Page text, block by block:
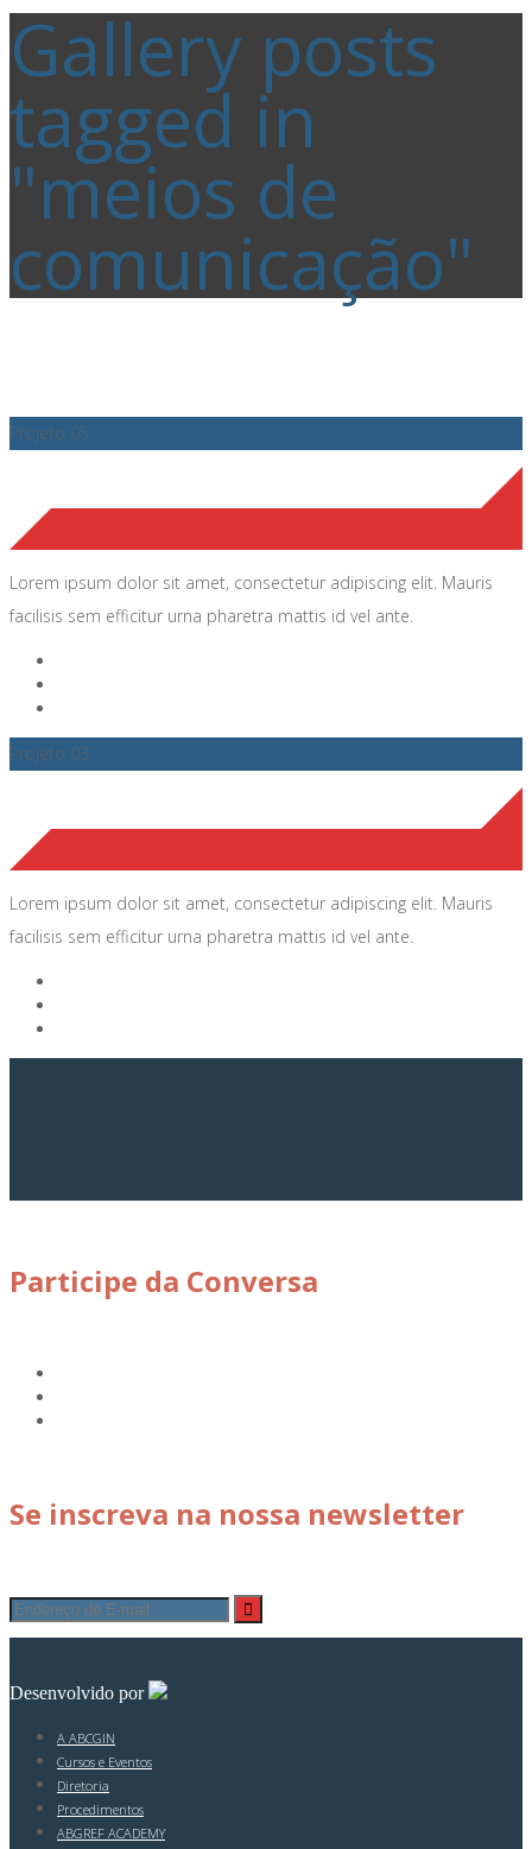
Gallery posts
tagged in
"meios de
comunicação"
Projeto 05
Lorem ipsum dolor sit amet, consectetur adipiscing elit. Mauris
facilisis sem efficitur urna pharetra mattis id vel ante.
Projeto 03
Lorem ipsum dolor sit amet, consectetur adipiscing elit. Mauris
facilisis sem efficitur urna pharetra mattis id vel ante.
Participe da Conversa
Se inscreva na nossa newsletter
Desenvolvido por
A ABCGIN
Cursos e Eventos
Diretoria
Procedimentos
ABGREF ACADEMY